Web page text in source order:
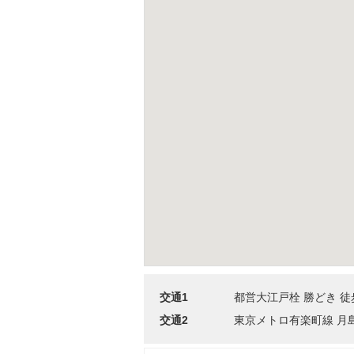
交通1
都営大江戸栓 勝どき 徒
交通2
東京メトロ有楽町線 月